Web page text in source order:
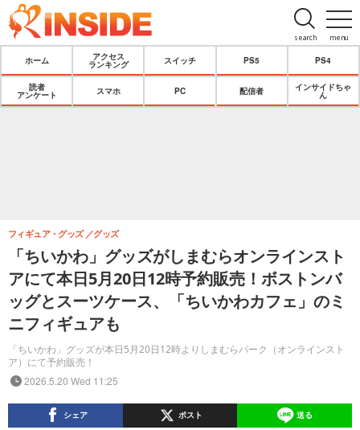
menu
search
ホーム
アクセス
ランキング
スイッチ PS5 PS4
読者
アンケート
スマホ PC 配信者
インサイドちゃ
ん
「ちいかわ」グッズがしまむらオンラインスト
アにて本日5月20日12時予約販売！ボストンバ
ッグとスーツケース、「ちいかわカフェ」のミ
ニフィギュアも
「ちいかわ」グッズが本日5月20日12時よりしまむらパーク（オンラインスト
ア）にて予約販売！
フィギュア・グッズ グッズ
2026.5.20 Wed 11:25
シェア ポスト 送る